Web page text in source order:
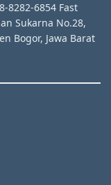
8282-6854 Fast
Sukarna No.28,
Bogor, Jawa Barat